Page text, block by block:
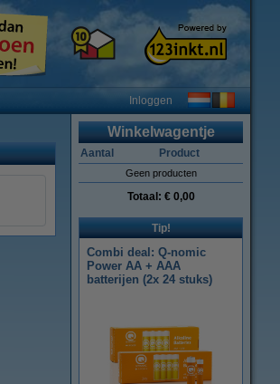
Inloggen
Winkelwagentje
Aantal Product
Geen producten
Totaal: € 0,00
Tip!
Combi deal: Q-nomic
Power AA + AAA
batterijen (2x 24 stuks)